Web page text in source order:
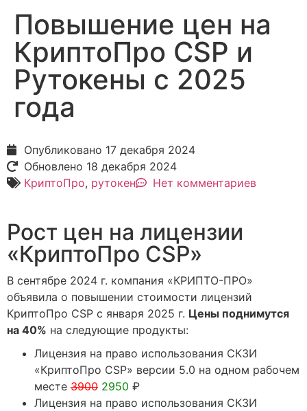
Повышение цен на
КриптоПро CSP и
Рутокены с 2025
года
Опубликовано 17 декабря 2024
Обновлено 18 декабря 2024
КриптоПро, рутокен Нет комментариев
Рост цен на лицензии
«КриптоПро CSP»
В сентябре 2024 г. компания «КРИПТО-ПРО»
объявила о повышении стоимости лицензий
КриптоПро CSP с января 2025 г. Цены поднимутся
на 40% на следующие продукты:
Лицензия на право использования СКЗИ
«КриптоПро CSP» версии 5.0 на одном рабочем
месте 3900 2950 ₽
Лицензия на право использования СКЗИ